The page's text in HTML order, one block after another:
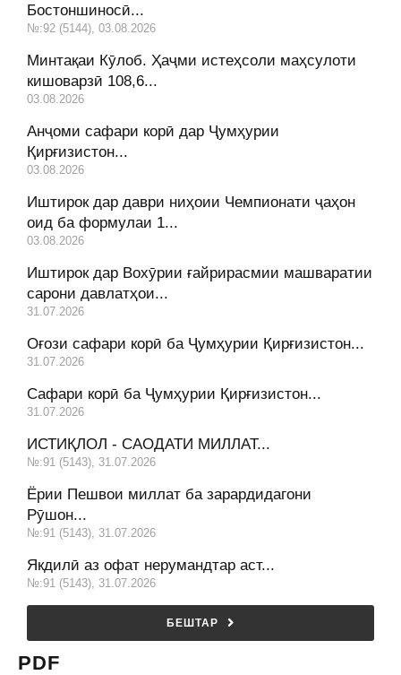
Бостоншиносӣ...
№:92 (5144), 03.08.2026
Минтақаи Кӯлоб. Ҳаҷми истеҳсоли маҳсулоти
кишоварзӣ 108,6...
03.08.2026
Анҷоми сафари корӣ дар Ҷумҳурии
Қирғизистон...
03.08.2026
Иштирок дар даври ниҳоии Чемпионати ҷаҳон
оид ба формулаи 1...
03.08.2026
Иштирок дар Вохӯрии ғайрирасмии машваратии
сарони давлатҳои...
31.07.2026
Оғози сафари корӣ ба Ҷумҳурии Қирғизистон...
31.07.2026
Сафари корӣ ба Ҷумҳурии Қирғизистон...
31.07.2026
ИСТИҚЛОЛ - САОДАТИ МИЛЛАТ...
№:91 (5143), 31.07.2026
Ёрии Пешвои миллат ба зарардидагони
Рӯшон...
№:91 (5143), 31.07.2026
Якдилӣ аз офат нерумандтар аст...
№:91 (5143), 31.07.2026
БЕШТАР
PDF